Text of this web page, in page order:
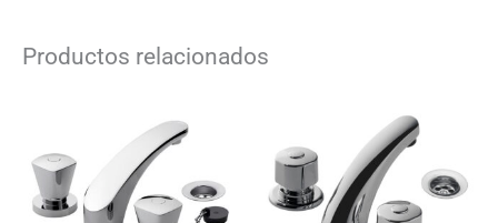
Productos relacionados